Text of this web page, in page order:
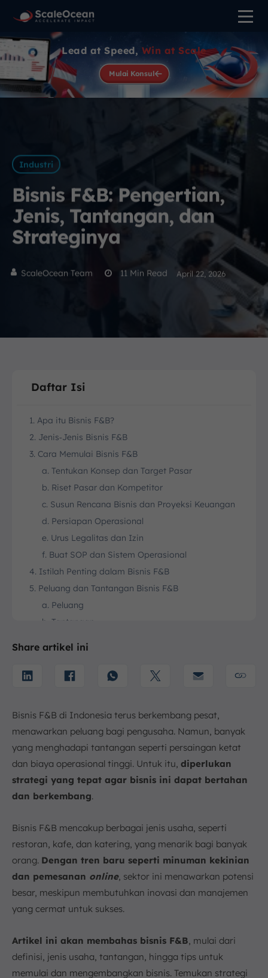
Lead at Speed, Win at Scale
Mulai Konsul
Industri
Bisnis F&B: Pengertian,
Jenis, Tantangan, dan
Strateginya
ScaleOcean Team 11 Min Read April 22, 2026
Daftar Isi
1. Apa itu Bisnis F&B?
2. Jenis‑Jenis Bisnis F&B
3. Cara Memulai Bisnis F&B
a. Tentukan Konsep dan Target Pasar
b. Riset Pasar dan Kompetitor
c. Susun Rencana Bisnis dan Proyeksi Keuangan
d. Persiapan Operasional
e. Urus Legalitas dan Izin
f. Buat SOP dan Sistem Operasional
4. Istilah Penting dalam Bisnis F&B
5. Peluang dan Tantangan Bisnis F&B
a. Peluang
b. Tantangan
F&B
b. Pengelolaan SDM dan Pelatihan Layanan
d. Pengembangan Produk dan Inovasi Menu
e. Memanfaatkan Teknologi dan Platform Delivery
7. Kesimpulan
FAQ:
Share artikel ini
Bisnis F&B di Indonesia terus berkembang pesat,
menawarkan peluang bagi pengusaha. Namun, banyak
yang menghadapi tantangan seperti persaingan ketat
dan biaya operasional tinggi. Untuk itu, diperlukan
strategi yang tepat agar bisnis ini dapat bertahan
dan berkembang.
Bisnis F&B mencakup berbagai jenis usaha, seperti
restoran, kafe, dan katering, yang menarik bagi banyak
orang. Dengan tren baru seperti minuman kekinian
dan pemesanan online, sektor ini menawarkan potensi
besar, meskipun membutuhkan inovasi dan manajemen
yang cermat untuk sukses.
Artikel ini akan membahas bisnis F&B, mulai dari
definisi, jenis usaha, tantangan, hingga tips untuk
memulai dan mengembangkan bisnis. Temukan strategi